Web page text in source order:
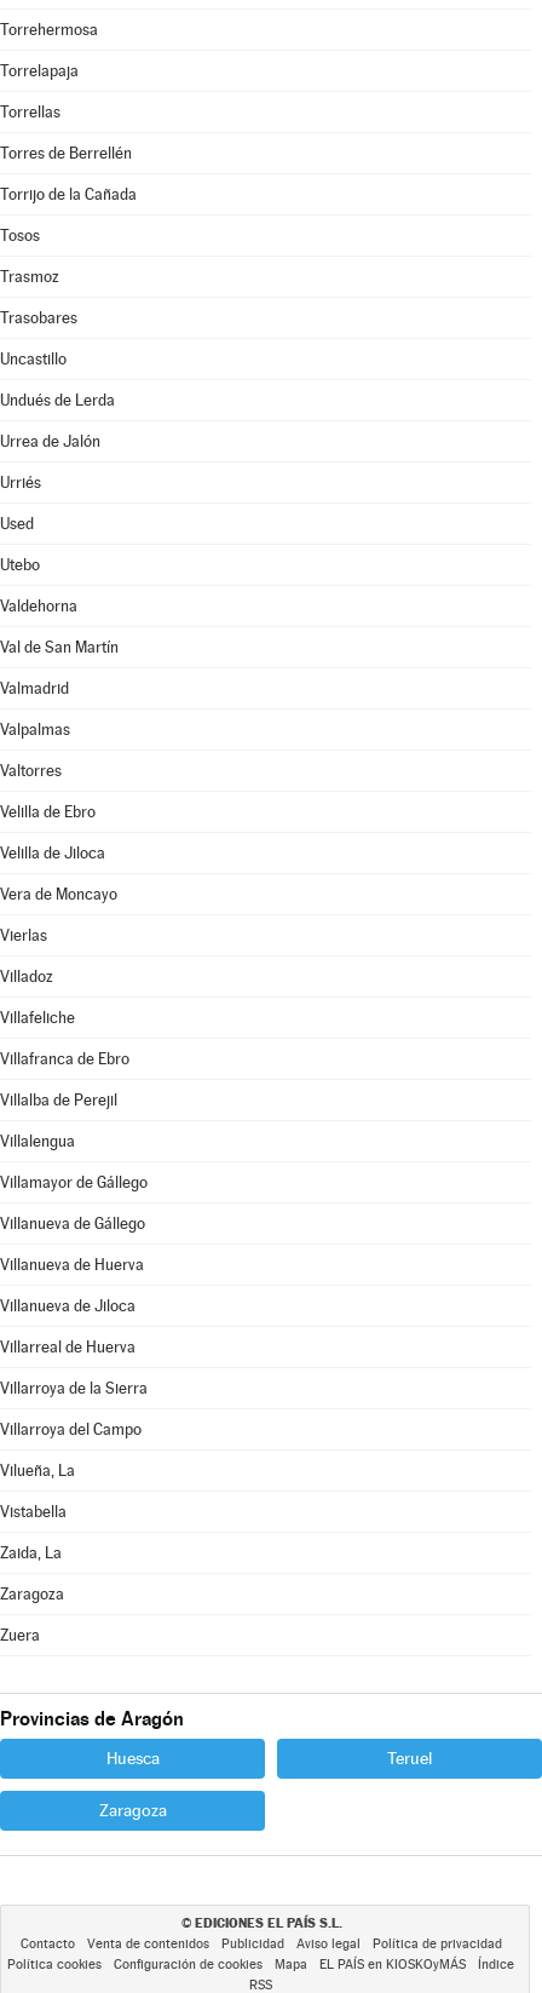
Torrehermosa
Torrelapaja
Torrellas
Torres de Berrellén
Torrijo de la Cañada
Tosos
Trasmoz
Trasobares
Uncastillo
Undués de Lerda
Urrea de Jalón
Urriés
Used
Utebo
Valdehorna
Val de San Martín
Valmadrid
Valpalmas
Valtorres
Velilla de Ebro
Velilla de Jiloca
Vera de Moncayo
Vierlas
Villadoz
Villafeliche
Villafranca de Ebro
Villalba de Perejil
Villalengua
Villamayor de Gállego
Villanueva de Gállego
Villanueva de Huerva
Villanueva de Jiloca
Villarreal de Huerva
Villarroya de la Sierra
Villarroya del Campo
Vilueña, La
Vistabella
Zaida, La
Zaragoza
Zuera
Provincias de Aragón
Huesca Teruel
Zaragoza
© EDICIONES EL PAÍS S.L.
Contacto Venta de contenidos Publicidad Aviso legal
Política de privacidad
Política cookies
Configuración de cookies Mapa EL PAÍS en KIOSKOyMÁS
Índice
RSS